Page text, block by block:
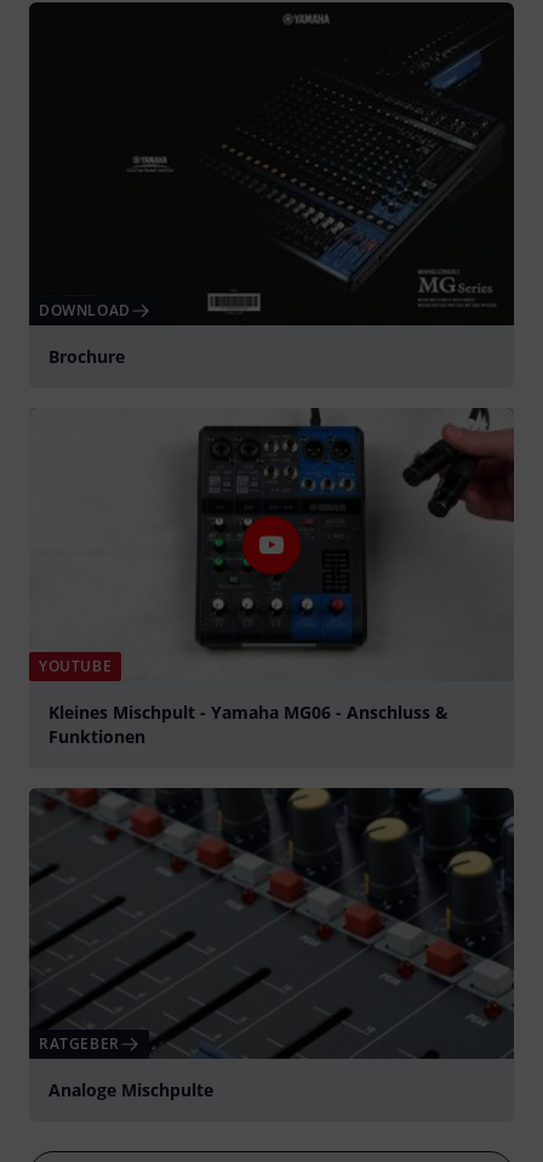
DOWNLOAD
Brochure
YOUTUBE
Kleines Mischpult - Yamaha MG06 - Anschluss &
Funktionen
RATGEBER
Analoge Mischpulte